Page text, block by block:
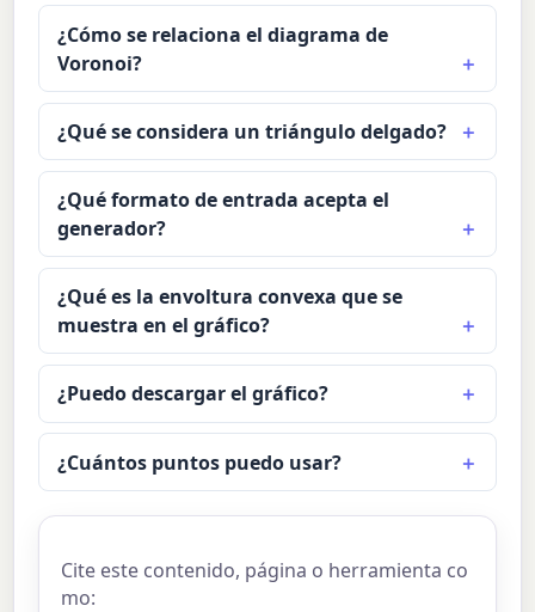
¿Cómo se relaciona el diagrama de
Voronoi?
¿Qué se considera un triángulo delgado?
¿Qué formato de entrada acepta el
generador?
¿Qué es la envoltura convexa que se
muestra en el gráfico?
¿Puedo descargar el gráfico?
¿Cuántos puntos puedo usar?
Cite este contenido, página o herramienta co
mo: